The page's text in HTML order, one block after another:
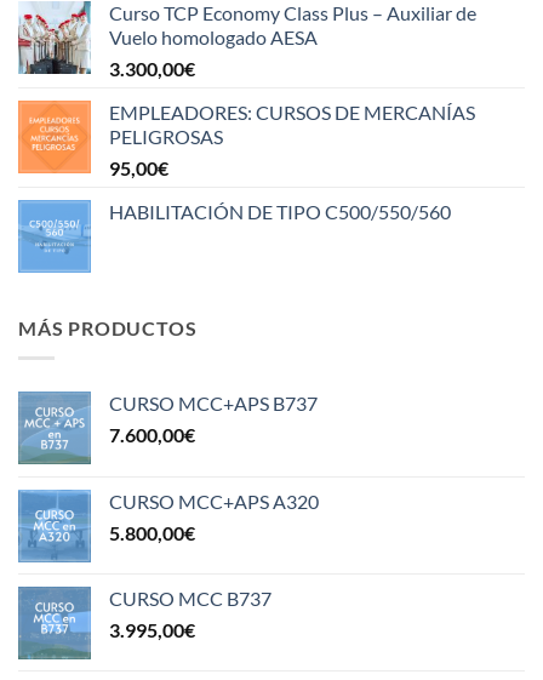
Curso TCP Economy Class Plus – Auxiliar de
Vuelo homologado AESA
3.300,00€
EMPLEADORES: CURSOS DE MERCANÍAS
PELIGROSAS
95,00€
HABILITACIÓN DE TIPO C500/550/560
MÁS PRODUCTOS
CURSO MCC+APS B737
7.600,00€
CURSO MCC+APS A320
5.800,00€
CURSO MCC B737
3.995,00€